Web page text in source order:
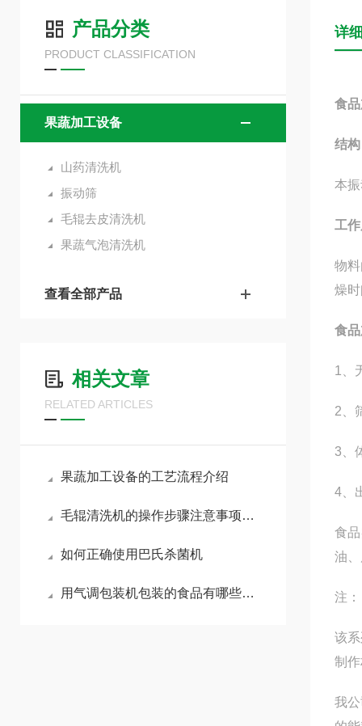
产品分类
PRODUCT CLASSIFICATION
果蔬加工设备
山药清洗机
振动筛
毛辊去皮清洗机
果蔬气泡清洗机
查看全部产品
相关文章
RELATED ARTICLES
果蔬加工设备的工艺流程介绍
毛辊清洗机的操作步骤注意事项你了解多少呢
如何正确使用巴氏杀菌机
用气调包装机包装的食品有哪些好处？
详
食
结构
本
工
物
燥
食
1、
2、
3、
4、
食
油
注：
该
制
我